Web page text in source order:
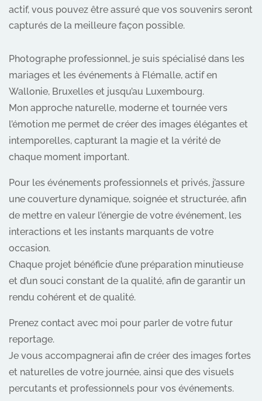
actif, vous pouvez être assuré que vos souvenirs seront
capturés de la meilleure façon possible.
Photographe professionnel, je suis spécialisé dans les
mariages et les événements à Flémalle, actif en
Wallonie, Bruxelles et jusqu’au Luxembourg.
Mon approche naturelle, moderne et tournée vers
l’émotion me permet de créer des images élégantes et
intemporelles, capturant la magie et la vérité de
chaque moment important.
Pour les événements professionnels et privés, j’assure
une couverture dynamique, soignée et structurée, afin
de mettre en valeur l’énergie de votre événement, les
interactions et les instants marquants de votre
occasion.
Chaque projet bénéficie d’une préparation minutieuse
et d’un souci constant de la qualité, afin de garantir un
rendu cohérent et de qualité.
Prenez contact avec moi pour parler de votre futur
reportage.
Je vous accompagnerai afin de créer des images fortes
et naturelles de votre journée, ainsi que des visuels
percutants et professionnels pour vos événements.